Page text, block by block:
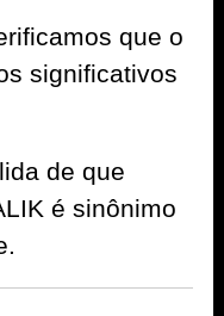
que o
significativos
de que
é sinônimo